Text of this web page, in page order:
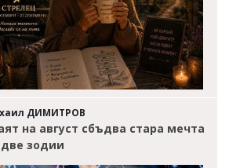
ДИМИТРОВ
на август сбъдва стара мечта
зодии